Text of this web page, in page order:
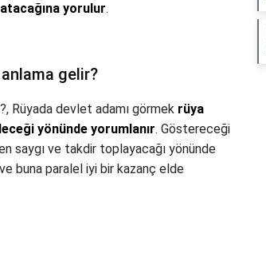
yorulur.
gelir?
Rüyada devlet adamı görmek rüya
yönünde yorumlanır. Göstereceği
saygı ve takdir toplayacağı yönünde
buna paralel iyi bir kazanç elde